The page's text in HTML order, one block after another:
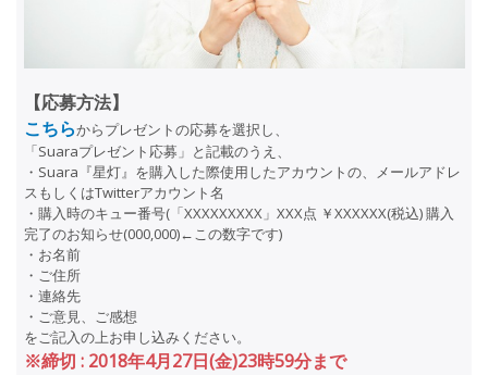
【応募方法】
こちらからプレゼントの応募を選択し、
「Suaraプレゼント応募」と記載のうえ、
・Suara『星灯』を購入した際使用したアカウントの、メールアドレ
スもしくはTwitterアカウント名
・購入時のキュー番号(「XXXXXXXXX」XXX点 ￥XXXXXX(税込) 購入
完了のお知らせ(000,000)←この数字です)
・お名前
・ご住所
・連絡先
・ご意見、ご感想
をご記入の上お申し込みください。
※締切 : 2018年4月27日(金)23時59分まで